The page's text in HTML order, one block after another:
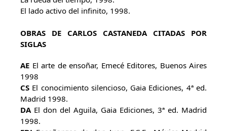
El lado activo del infinito, 1998.
OBRAS DE CARLOS CASTANEDA CITADAS POR
SIGLAS
AE El arte de ensoñar, Emecé Editores, Buenos Aires
1998
CS El conocimiento silencioso, Gaia Ediciones, 4ª ed.
Madrid 1998.
DA El don del Aguila, Gaia Ediciones, 3ª ed. Madrid
1998.